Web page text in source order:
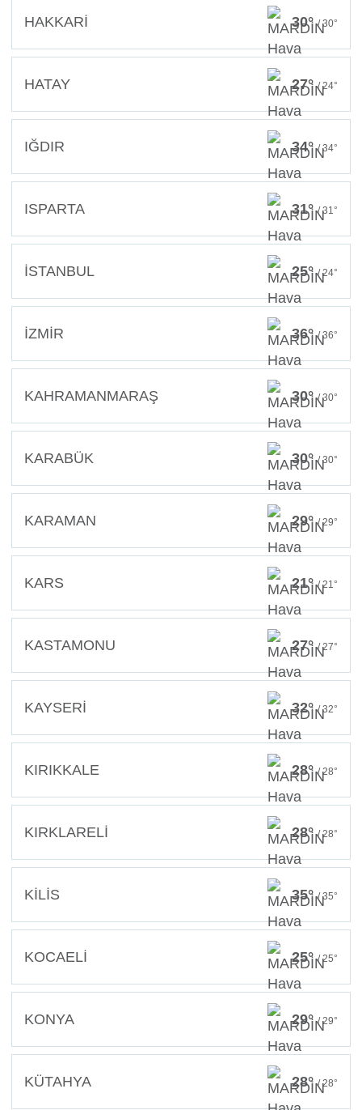
HAKKARİ 30°/ 30°
HATAY 27°/ 24°
IĞDIR 34°/ 34°
ISPARTA 31°/ 31°
İSTANBUL 25°/ 24°
İZMİR 36°/ 36°
KAHRAMANMARAŞ 30°/ 30°
KARABÜK 30°/ 30°
KARAMAN 29°/ 29°
KARS 21°/ 21°
KASTAMONU 27°/ 27°
KAYSERİ 32°/ 32°
KIRIKKALE 28°/ 28°
KIRKLARELİ 28°/ 28°
KİLİS 35°/ 35°
KOCAELİ 25°/ 25°
KONYA 29°/ 29°
KÜTAHYA 28°/ 28°